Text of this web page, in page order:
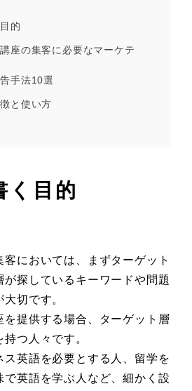
的
座の集客に必要なマーケテ
手法10選
と使い方
く目的
においては、まずターゲット
が探しているキーワードや問題
切です。
を提供する場合、ターゲット層
つ人々です。
ス英語を必要とする人、留学を
で英語を学ぶ人など、細かく設